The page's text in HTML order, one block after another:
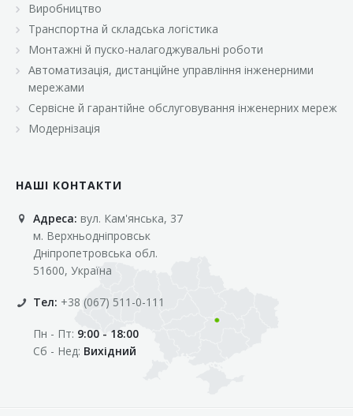
«Малинка»
«Марс»
«Оптовичок»
«Свіжачок»
«Сільпо»
«Фора»
«Фреш»
«Фуршет»
«Цент»
Виробництво
Транспортна й складська логістика
Монтажні й пуско-налагоджувальні роботи
Автоматизація, дистанційне управління інженерними
мережами
Сервісне й гарантійне обслуговування інженерних мереж
Модернізація
НАШІ КОНТАКТИ
Адреса: вул. Кам'янська, 37
м. Верхньодніпровськ
Дніпропетровська обл.
51600, Україна
Тел: +38 (067) 511-0-111
Пн - Пт: 9:00 - 18:00
Сб - Нед: Вихідний